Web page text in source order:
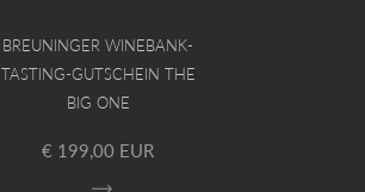
BREUNINGER WINEBANK-
TASTING-GUTSCHEIN THE
BIG ONE
€ 199,00 EUR